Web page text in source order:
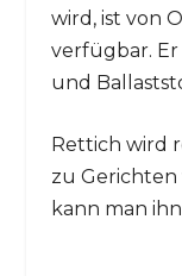
wird, ist von
verfügbar. Er
und
Rettich wird
zu
kann man